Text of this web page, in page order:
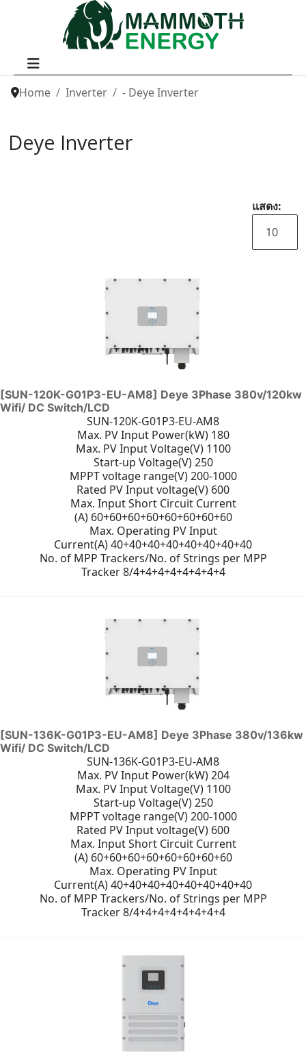
Home Inverter - Deye Inverter
Deye Inverter
แสดง:
[SUN-120K-G01P3-EU-AM8] Deye 3Phase 380v/120kw
Wifi/ DC Switch/LCD
SUN-120K-G01P3-EU-AM8
Max. PV Input Power(kW) 180
Max. PV Input Voltage(V) 1100
Start-up Voltage(V) 250
MPPT voltage range(V) 200-1000
Rated PV Input voltage(V) 600
Max. Input Short Circuit Current
(A) 60+60+60+60+60+60+60+60
Max. Operating PV Input
Current(A) 40+40+40+40+40+40+40+40
No. of MPP Trackers/No. of Strings per MPP
Tracker 8/4+4+4+4+4+4+4+4
[SUN-136K-G01P3-EU-AM8] Deye 3Phase 380v/136kw
Wifi/ DC Switch/LCD
SUN-136K-G01P3-EU-AM8
Max. PV Input Power(kW) 204
Max. PV Input Voltage(V) 1100
Start-up Voltage(V) 250
MPPT voltage range(V) 200-1000
Rated PV Input voltage(V) 600
Max. Input Short Circuit Current
(A) 60+60+60+60+60+60+60+60
Max. Operating PV Input
Current(A) 40+40+40+40+40+40+40+40
No. of MPP Trackers/No. of Strings per MPP
Tracker 8/4+4+4+4+4+4+4+4